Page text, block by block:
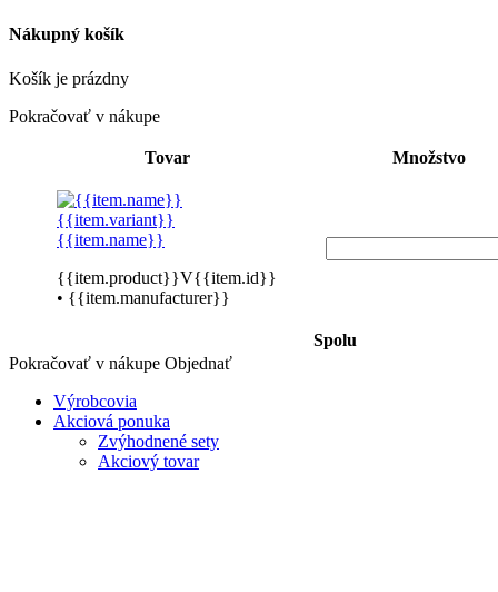
Nákupný košík
Košík je prázdny
Pokračovať v nákupe
Tovar Množstvo
{{item.variant}}
{{item.name}}
{{item.product}}V{{item.id}}
• {{item.manufacturer}}
Spolu
Pokračovať v nákupe Objednať
Výrobcovia
Akciová ponuka
Zvýhodnené sety
Akciový tovar